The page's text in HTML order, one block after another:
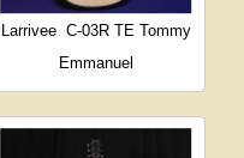
Larrivee C-03R TE Tommy
Emmanuel